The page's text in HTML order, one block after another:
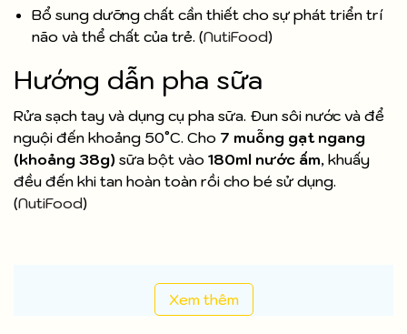
Bổ sung dưỡng chất cần thiết cho sự phát triển trí
não và thể chất của trẻ. (NutiFood)
Hướng dẫn pha sữa
Rửa sạch tay và dụng cụ pha sữa. Đun sôi nước và để
nguội đến khoảng 50°C. Cho 7 muỗng gạt ngang
(khoảng 38g) sữa bột vào 180ml nước ấm, khuấy
đều đến khi tan hoàn toàn rồi cho bé sử dụng.
(NutiFood)
Xem thêm